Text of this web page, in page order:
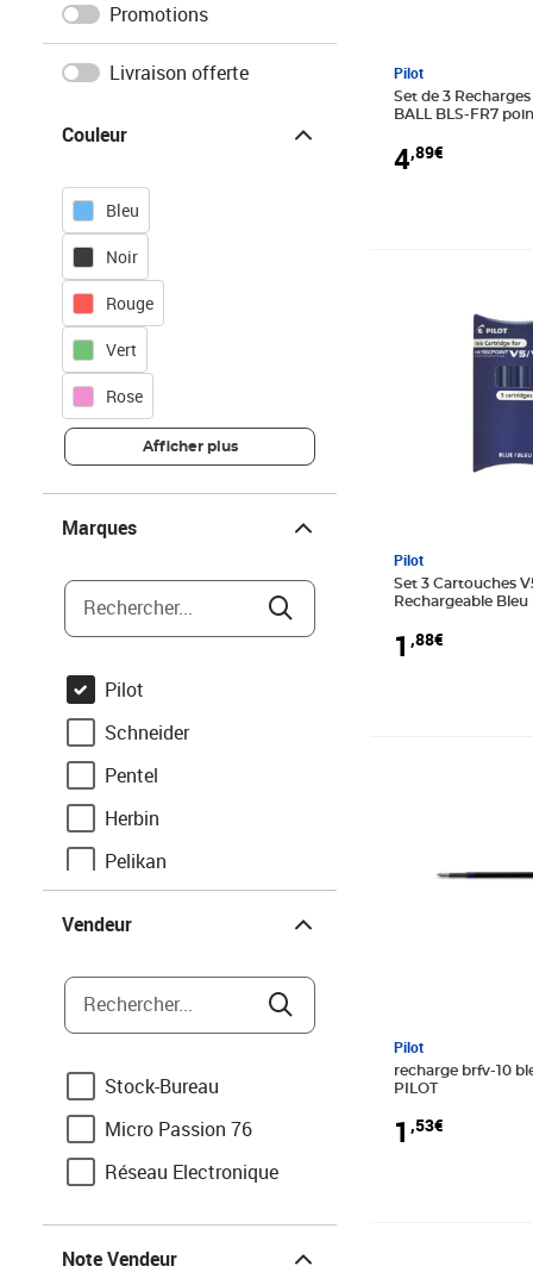
Promotions
Livraison offerte
Couleur
Bleu
Noir
Rouge
Vert
Rose
Afficher plus
Marques
Rechercher...
Pilot
Schneider
Pentel
Herbin
Pelikan
Waterman
Monteverde
STABILO
Faber-Castell
Bic
Vendeur
Rechercher...
Stock-Bureau
Micro Passion 76
Réseau Electronique
Note Vendeur
Pilot
Set de 3
BALL BLS-FR7
4,89€
Pilot
Set 3 Cartouches
Rechargeable Bleu
1 ,88€
Pilot
recharge brfv-10
PILOT
1 ,53€